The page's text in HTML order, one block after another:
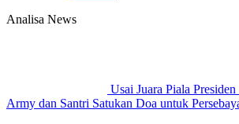
Analisa News
Usai Juara Piala
Army dan Santri Satukan Doa untuk